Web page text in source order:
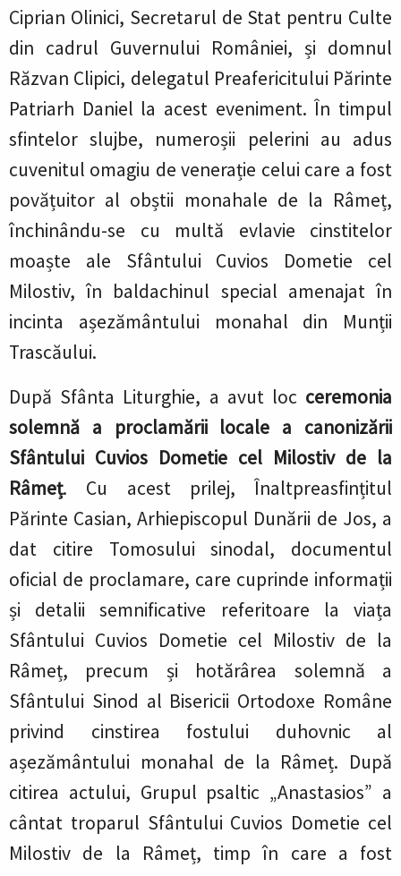
Ciprian Olinici, Secretarul de Stat pentru Culte
din cadrul Guvernului României, și domnul
Răzvan Clipici, delegatul Preafericitului Părinte
Patriarh Daniel la acest eveniment. În timpul
sfintelor slujbe, numeroșii pelerini au adus
cuvenitul omagiu de venerație celui care a fost
povățuitor al obștii monahale de la Râmeț,
închinându-se cu multă evlavie cinstitelor
moaște ale Sfântului Cuvios Dometie cel
Milostiv, în baldachinul special amenajat în
incinta așezământului monahal din Munții
Trascăului.
După Sfânta Liturghie, a avut loc ceremonia
solemnă a proclamării locale a canonizării
Sfântului Cuvios Dometie cel Milostiv de la
Râmeț. Cu acest prilej, Înaltpreasfințitul
Părinte Casian, Arhiepiscopul Dunării de Jos, a
dat citire Tomosului sinodal, documentul
oficial de proclamare, care cuprinde informații
și detalii semnificative referitoare la viața
Sfântului Cuvios Dometie cel Milostiv de la
Râmeț, precum și hotărârea solemnă a
Sfântului Sinod al Bisericii Ortodoxe Române
privind cinstirea fostului duhovnic al
așezământului monahal de la Râmeț. După
citirea actului, Grupul psaltic „Anastasios” a
cântat troparul Sfântului Cuvios Dometie cel
Milostiv de la Râmeț, timp în care a fost